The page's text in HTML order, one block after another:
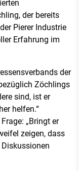
der bereits
Pierer Industrie
Erfahrung im
der
Zöchlings
sind, ist er
helfen.“
„Bringt er
zeigen, dass